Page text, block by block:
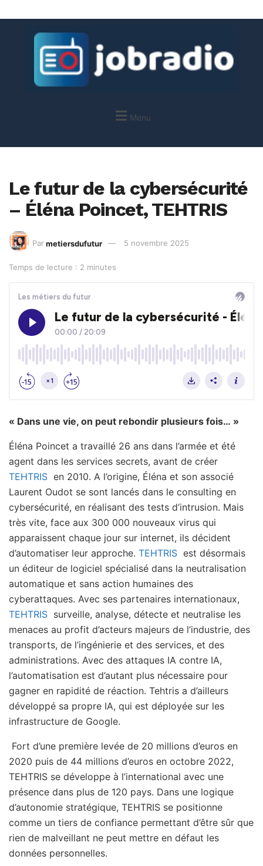
Menu
Le futur de la cybersécurité
– Éléna Poincet, TEHTRIS
Par metiersdufutur 5 novembre 2025
Temps de lecture : 2 minutes
« Dans une vie, on peut rebondir plusieurs fois… »
Éléna Poincet a travaillé 26 ans dans l’armée et été
agent dans les services secrets, avant de créer
TEHTRIS en 2010. A l’origine, Éléna et son associé
Laurent Oudot se sont lancés dans le consulting en
cybersécurité, en réalisant des tests d’intrusion. Mais
très vite, face aux 300 000 nouveaux virus qui
apparaissent chaque jour sur internet, ils décident
d’automatiser leur approche. TEHTRIS est désormais
un éditeur de logiciel spécialisé dans la neutralisation
automatique et sans action humaines des
cyberattaques. Avec ses partenaires internationaux,
TEHTRIS surveille, analyse, détecte et neutralise les
menaces au profit d’acteurs majeurs de l’industrie, des
transports, de l’ingénierie et des services, et des
administrations. Avec des attaques IA contre IA,
l’automatisation est d’autant plus nécessaire pour
gagner en rapidité de réaction. Tehtris a d’ailleurs
développé sa propre IA, qui est déployée sur les
infrastructure de Google.
Fort d’une première levée de 20 millions d’euros en
2020 puis de 44 millions d’euros en octobre 2022,
TEHTRIS se développe à l’international avec une
présence dans plus de 120 pays. Dans une logique
d’autonomie stratégique, TEHTRIS se positionne
comme un tiers de confiance permettant d’être sûr que
rien de malveillant ne peut mettre en défaut les
données personnelles.